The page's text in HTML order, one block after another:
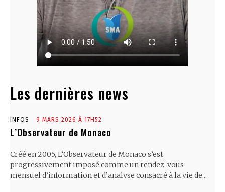
Les dernières news
INFOS 9 MARS 2026 À 17H52
L’Observateur de Monaco
Créé en 2005, L’Observateur de Monaco s’est
progressivement imposé comme un rendez-vous
mensuel d’information et d’analyse consacré à la vie de...